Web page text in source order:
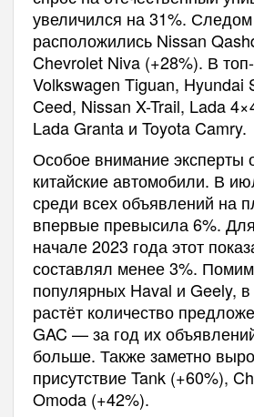
увеличился на 31%. Следом
расположились Nissan
Chevrolet Niva (+28%). В
Volkswagen Tiguan, Hyundai
Ceed, Nissan X-Trail, Lada
Lada Granta и Toyota Camry.
Особое внимание эксперты
китайские автомобили. В
среди всех объявлений на
впервые превысила 6%.
начале 2023 года этот
составлял менее 3%.
популярных Haval и Geely,
растёт количество
GAC — за год их
больше. Также заметно
присутствие Tank (+60%),
Omoda (+42%).